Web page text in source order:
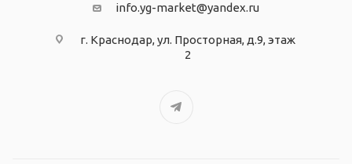
info.yg-market@yandex.ru
г. Краснодар, ул. Просторная, д.9, этаж
2